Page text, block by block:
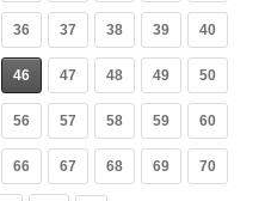
36 37 38 39 40
46 47 48 49 50
56 57 58 59 60
66 67 68 69 70